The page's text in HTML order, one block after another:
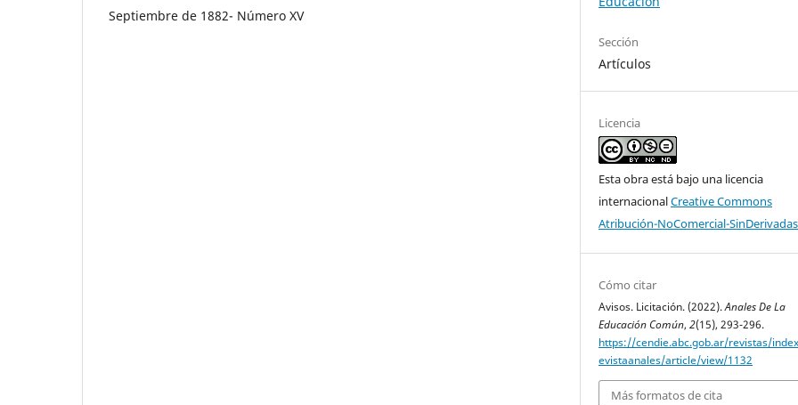
Septiembre de 1882- Número XV
Sección
Artículos
Licencia
Esta obra está bajo una licencia
internacionalCreative Commons
Atribución-NoComercial-
Cómo citar
Avisos. Licitación. (2022).Anales De La
Educación Común, 2(15), 293-296.
https://cendie.abc.gob.ar/revistas/
evistaanales/article/view/1132
Más formatos de cita